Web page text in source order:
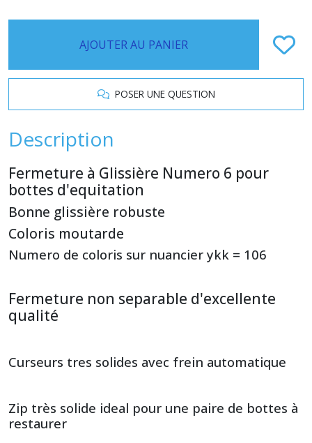
AJOUTER AU PANIER
POSER UNE QUESTION
Description
Fermeture à Glissière Numero 6 pour
bottes d'equitation
Bonne glissière robuste
Coloris moutarde
Numero de coloris sur nuancier ykk = 106
Fermeture non separable d'excellente
qualité
Curseurs tres solides avec frein automatique
Zip très solide ideal pour une paire de bottes à
restaurer